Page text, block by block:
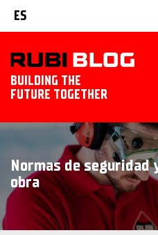
ES
BUILDING THE
FUTURE TOGETHER
TRUCOS Y CONSEJOS
IDEAS Y PROYECTOS
Normas de seguridad
obra